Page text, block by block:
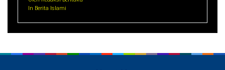
In Berita Islami